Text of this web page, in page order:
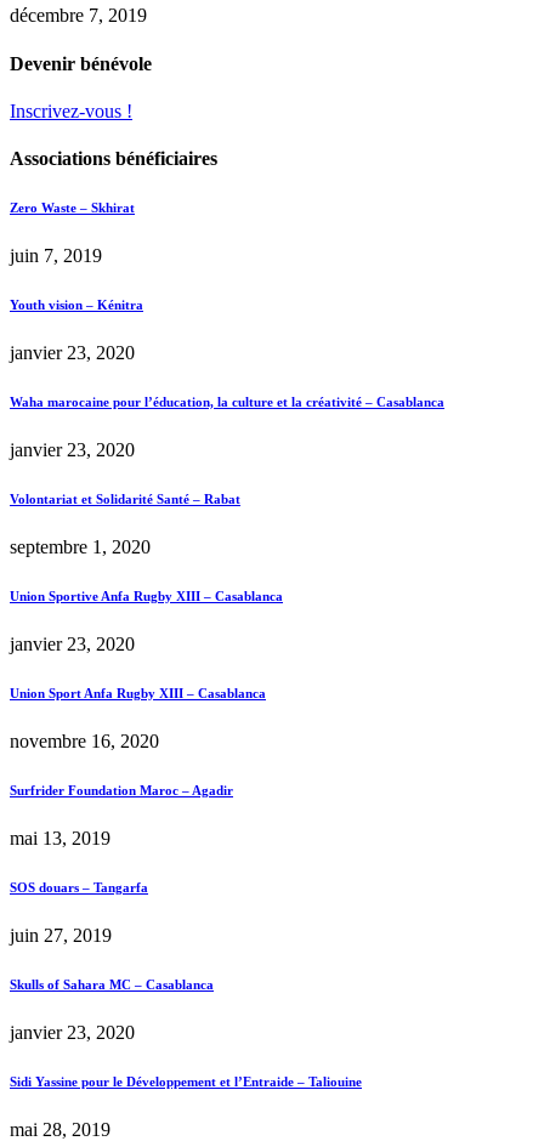
décembre 7, 2019
Devenir bénévole
Inscrivez-vous !
Associations bénéficiaires
Zero Waste – Skhirat
juin 7, 2019
Youth vision – Kénitra
janvier 23, 2020
Waha marocaine pour l’éducation, la culture et la créativité – Casablanca
janvier 23, 2020
Volontariat et Solidarité Santé – Rabat
septembre 1, 2020
Union Sportive Anfa Rugby XIII – Casablanca
janvier 23, 2020
Union Sport Anfa Rugby XIII – Casablanca
novembre 16, 2020
Surfrider Foundation Maroc – Agadir
mai 13, 2019
SOS douars – Tangarfa
juin 27, 2019
Skulls of Sahara MC – Casablanca
janvier 23, 2020
Sidi Yassine pour le Développement et l’Entraide – Taliouine
mai 28, 2019